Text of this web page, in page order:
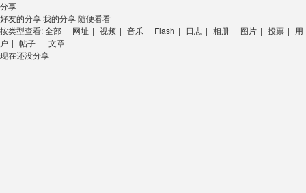
分享
好友的分享我的分享随便看看
按类型查看:全部 | 网址 | 视频 | 音乐 | Flash | 日志 | 相册 | 图片 | 投票 | 用
户 | 帖子 | 文章
现在还没分享